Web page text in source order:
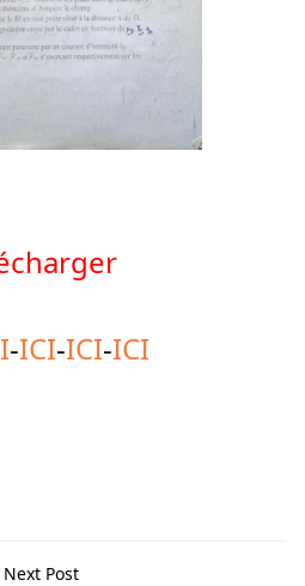
-ICI-ICI-ICI
Next Post